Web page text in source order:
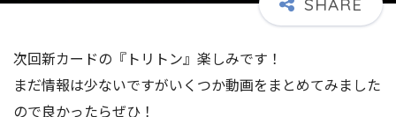
次回新カードの『トリトン』楽しみです！
まだ情報は少ないですがいくつか動画をまとめてみました
ので良かったらぜひ！